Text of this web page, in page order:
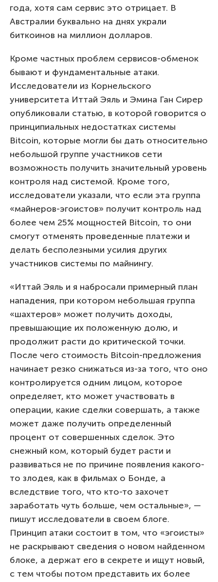
года, хотя сам сервис это отрицает. В
Австралии буквально на днях украли
биткоинов на миллион долларов.
Кроме частных проблем сервисов-обменок
бывают и фундаментальные атаки.
Исследователи из Корнельского
университета Иттай Эяль и Эмина Ган Сирер
опубликовали статью, в которой говорится о
принципиальных недостатках системы
Bitcoin, которые могли бы дать относительно
небольшой группе участников сети
возможность получить значительный уровень
контроля над системой. Кроме того,
исследователи указали, что если эта группа
«майнеров-эгоистов» получит контроль над
более чем 25% мощностей Bitcoin, то они
смогут отменять проведенные платежи и
делать бесполезными усилия других
участников системы по майнингу.
«Иттай Эяль и я набросали примерный план
нападения, при котором небольшая группа
«шахтеров» может получить доходы,
превышающие их положенную долю, и
продолжит расти до критической точки.
После чего стоимость Bitcoin-предложения
начинает резко снижаться из-за того, что оно
контролируется одним лицом, которое
определяет, кто может участвовать в
операции, какие сделки совершать, а также
может даже получить определенный
процент от совершенных сделок. Это
снежный ком, который будет расти и
развиваться не по причине появления какого-
то злодея, как в фильмах о Бонде, а
вследствие того, что кто-то захочет
заработать чуть больше, чем остальные», —
пишут исследователи в своем блоге.
Принцип атаки состоит в том, что «эгоисты»
не раскрывают сведения о новом найденном
блоке, а держат его в секрете и ищут новый,
с тем чтобы потом представить их более